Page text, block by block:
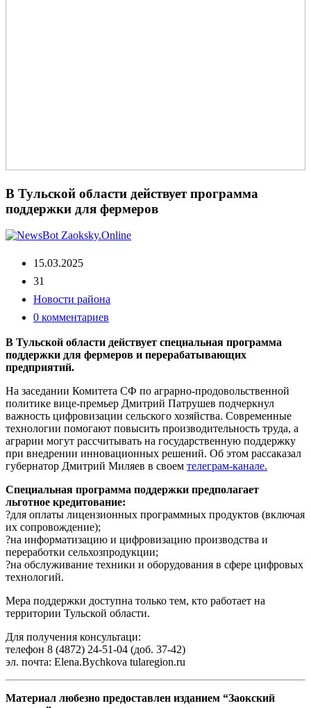
В Тульской области действует программа
поддержки для фермеров
15.03.2025
31
Новости района
0 комментариев
В Тульской области действует специальная программа
поддержки для фермеров и перерабатывающих
предприятий.
На заседании Комитета СФ по аграрно-продовольственной
политике вице-премьер Дмитрий Патрушев подчеркнул
важность цифровизации сельского хозяйства. Современные
технологии помогают повысить производительность труда, а
аграрии могут рассчитывать на государственную поддержку
при внедрении инновационных решений. Об этом рассаказал
губернатор Дмитрий Миляев в своем телеграм-канале.
Специальная программа поддержки предполагает
льготное кредитование:
?для оплаты лицензионных программных продуктов (включая
их сопровождение);
?на информатизацию и цифровизацию производства и
переработки сельхозпродукции;
?на обслуживание техники и оборудования в сфере цифровых
технологий.
Мера поддержки доступна только тем, кто работает на
территории Тульской области.
Для получения консультаци:
телефон 8 (4872) 24-51-04 (доб. 37-42)
эл. почта: Elena.Bychkova tularegion.ru
Материал любезно предоставлен изданием “Заокский